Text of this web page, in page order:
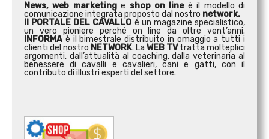
News, web marketinge shop on line è il modello di
comunicazione integrata proposto dal nostro network.
Il PORTALE DEL CAVALLO è un magazine specialistico,
un vero pioniere perché on line da oltre vent’anni.
INFORMA è il bimestrale distribuito in omaggio a tutti i
clienti del nostro NETWORK. La WEB TVtratta molteplici
argomenti, dall’attualità al coaching, dalla veterinaria al
benessere di cavalli e cavalieri, cani e gatti, con il
contributo di illustri esperti del settore.